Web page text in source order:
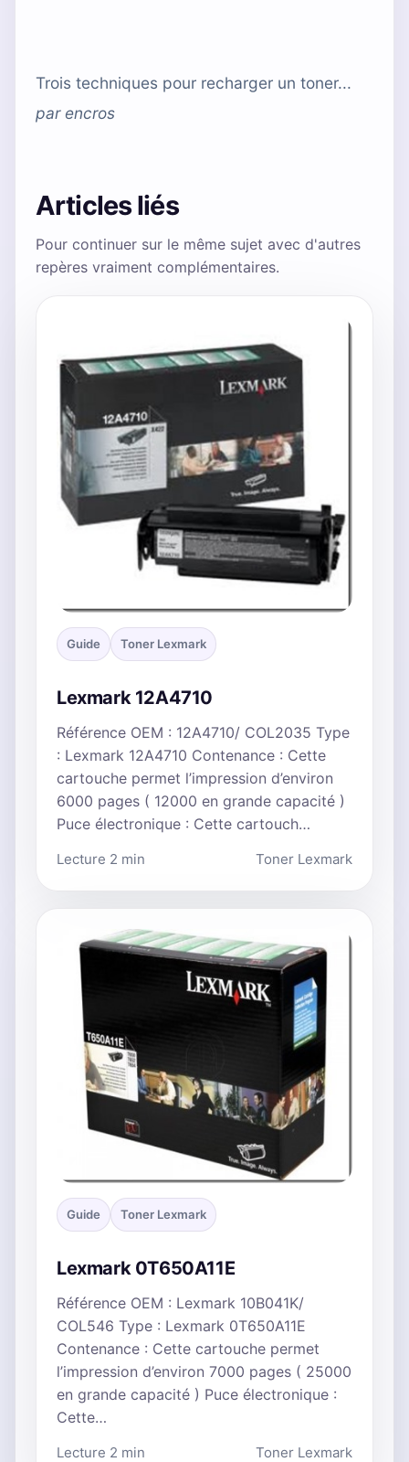
Trois techniques pour recharger un toner...
parencros
Articles liés
Pour continuer sur le même sujet avec d'autres
repères vraiment complémentaires.
Guide Toner Lexmark
Lexmark 12A4710
Référence OEM : 12A4710/ COL2035 Type
: Lexmark 12A4710 Contenance : Cette
cartouche permet l’impression d’environ
6000 pages ( 12000 en grande capacité )
Puce électronique : Cette cartouch…
Lecture 2 min Toner Lexmark
Guide Toner Lexmark
Lexmark 0T650A11E
Référence OEM : Lexmark 10B041K/
COL546 Type : Lexmark 0T650A11E
Contenance : Cette cartouche permet
l’impression d’environ 7000 pages ( 25000
en grande capacité ) Puce électronique :
Cette…
Lecture 2 min Toner Lexmark